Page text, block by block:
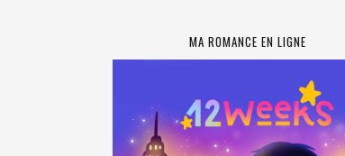
MA ROMANCE EN LIGNE